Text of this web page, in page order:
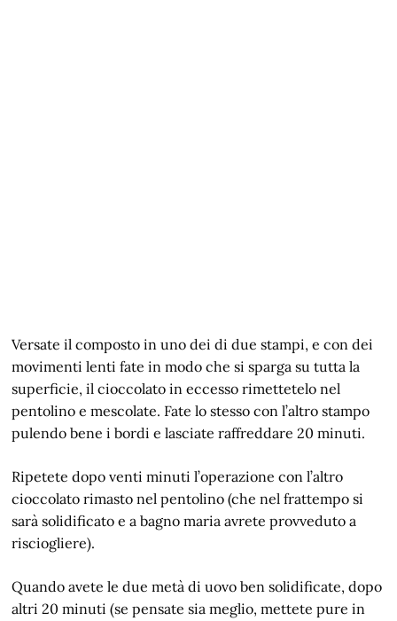
Versate il composto in uno dei di due stampi, e con dei
movimenti lenti fate in modo che si sparga su tutta la
superficie, il cioccolato in eccesso rimettetelo nel
pentolino e mescolate. Fate lo stesso con l’altro stampo
pulendo bene i bordi e lasciate raffreddare 20 minuti.
Ripetete dopo venti minuti l’operazione con l’altro
cioccolato rimasto nel pentolino (che nel frattempo si
sarà solidificato e a bagno maria avrete provveduto a
risciogliere).
Quando avete le due metà di uovo ben solidificate, dopo
altri 20 minuti (se pensate sia meglio, mettete pure in